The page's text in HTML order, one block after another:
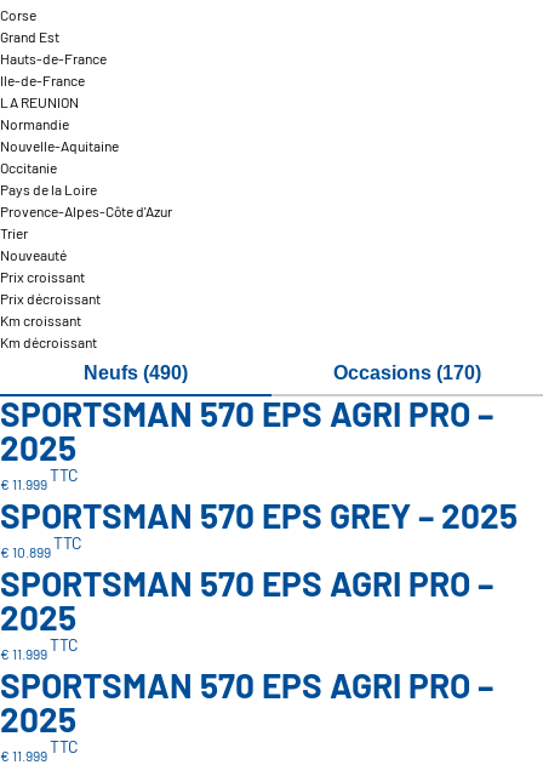
Corse
Grand Est
Hauts-de-France
Ile-de-France
LA REUNION
Normandie
Nouvelle-Aquitaine
Occitanie
Pays de la Loire
Provence-Alpes-Côte d'Azur
Trier
Nouveauté
Prix croissant
Prix décroissant
Km croissant
Km décroissant
Neufs (490) Occasions (170)
SPORTSMAN 570 EPS AGRI PRO –
2025
€ 11.999TTC
SPORTSMAN 570 EPS GREY – 2025
€ 10.899TTC
SPORTSMAN 570 EPS AGRI PRO –
2025
€ 11.999TTC
SPORTSMAN 570 EPS AGRI PRO –
2025
€ 11.999TTC